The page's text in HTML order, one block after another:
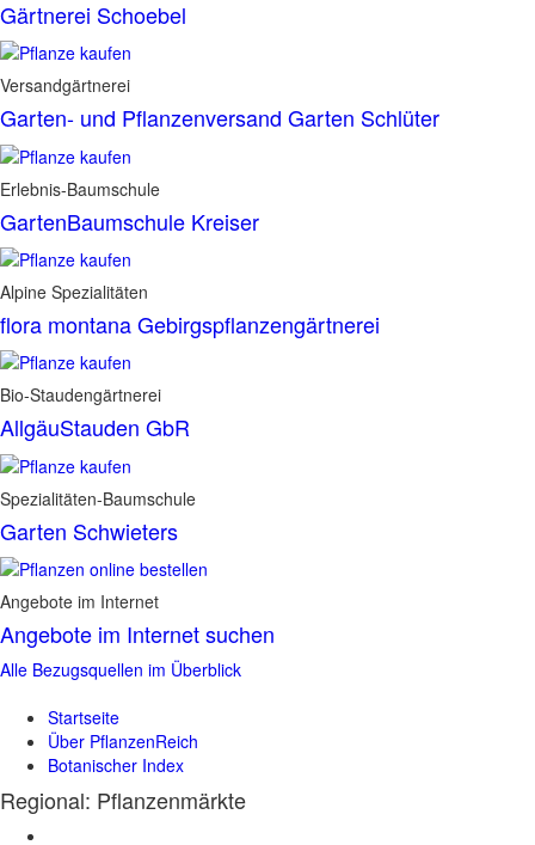
Gärtnerei Schoebel
Versandgärtnerei
Garten- und Pflanzenversand Garten Schlüter
Erlebnis-Baumschule
GartenBaumschule Kreiser
Alpine Spezialitäten
flora montana Gebirgspflanzengärtnerei
Bio-Staudengärtnerei
AllgäuStauden GbR
Spezialitäten-Baumschule
Garten Schwieters
Angebote im Internet
Angebote im Internet suchen
Alle Bezugsquellen im Überblick
Startseite
Über PflanzenReich
Botanischer Index
Regional: Pflanzenmärkte